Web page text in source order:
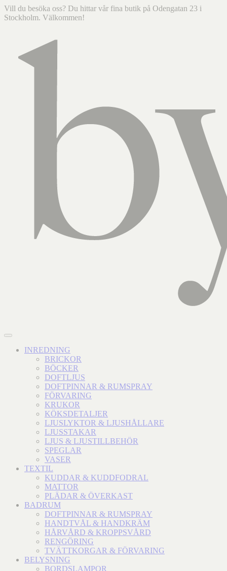
Vill du besöka oss? Du hittar vår fina butik på Odengatan 23 i
Stockholm. Välkommen!
INREDNING
BRICKOR
BÖCKER
DOFTLJUS
DOFTPINNAR & RUMSPRAY
FÖRVARING
KRUKOR
KÖKSDETALJER
LJUSLYKTOR & LJUSHÅLLARE
LJUSSTAKAR
LJUS & LJUSTILLBEHÖR
SPEGLAR
VASER
TEXTIL
KUDDAR & KUDDFODRAL
MATTOR
PLÄDAR & ÖVERKAST
BADRUM
DOFTPINNAR & RUMSPRAY
HANDTVÅL & HANDKRÄM
HÅRVÅRD & KROPPSVÅRD
RENGÖRING
TVÄTTKORGAR & FÖRVARING
BELYSNING
BORDSLAMPOR